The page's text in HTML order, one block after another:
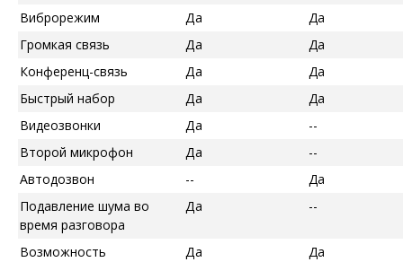
Виброрежим Да
Да
Громкая связь
Да
Да
Конференц-связь
Да
Да
Быстрый набор
Да
Да
Видеозвонки
Да
--
Второй микрофон
Да
--
Автодозвон
--
Да
Подавление шума во
время разговора
Да --
Возможность
Да Да